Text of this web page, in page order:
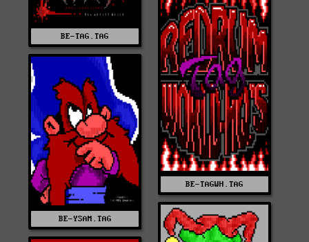
BE-TAG.TAG
BE-TAGWH.TAG
BE-YSAM.TAG